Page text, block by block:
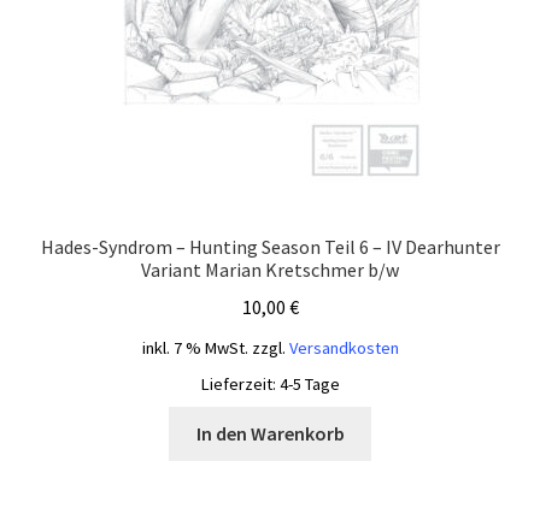
Hades-Syndrom – Hunting Season Teil 6 – IV Dearhunter
Variant Marian Kretschmer b/w
10,00 €
inkl. 7 % MwSt. zzgl. Versandkosten
Lieferzeit: 4-5 Tage
In den Warenkorb